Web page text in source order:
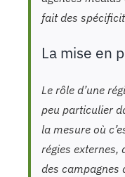
fait des
La mise en
Le rôle d’une
peu particulier
la mesure où
régies externes,
des campagnes